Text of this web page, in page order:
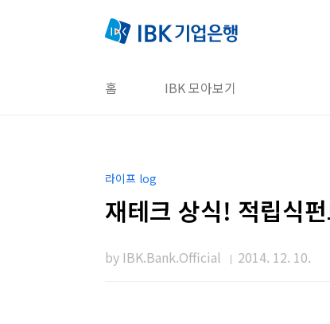
홈 IBK 모아보기
라이프 log
재테크 상식! 적립식
by IBK.Bank.Official 2014. 12. 10.